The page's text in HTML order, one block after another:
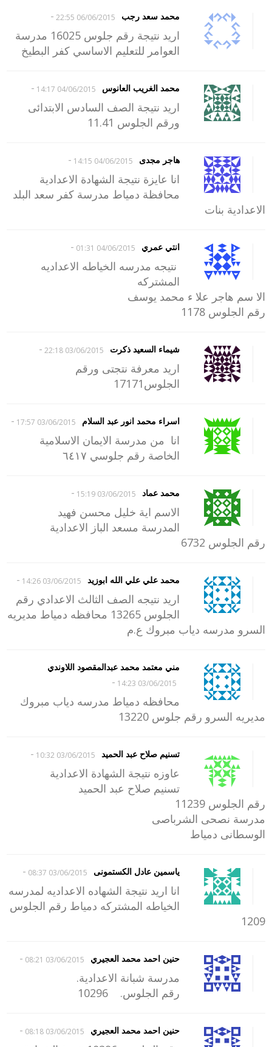
محمد سعد رجب 06/06/2015 22:55
-
اريد نتيجة رقم جلوس 16025 مدرسة
العوامر للتعليم الاساسي كفر البطيخ
محمد الغريب العانوس 04/06/2015 14:17
-
اريد نتيجة الصف السادس الابتدائى
ورقم الجلوس 11.41
هاجر مجدى 04/06/2015 14:15
-
انا عايزة نتيجة الشهادة الاعدادية
محافظة دمياط مدرسة كفر سعد البلد
الاعدادية بنات
انتي عمري 04/06/2015 01:31
-
نتيجه مدرسه الخياطه الاعداديه
المشتركه
الا سم هاجر علا ء محمد يوسف
رقم الجلوس 1178
شيماء السعيد ذكرت 03/06/2015 22:18
-
اريد معرفة نتجتى ورقم
الجلوس17171
اسراء محمد انور عبد السلام 03/06/2015 17:57
-
انا من مدرسة الايمان الاسلامية
الخاصة رقم جلوسي ٦٤١٧
محمد عماد 03/06/2015 15:19
-
الاسم اية خليل محسن فهيد
المدرسة مسعد الباز الاعدادية
رقم الجلوس 6732
محمد علي علي الله ابوزيد 03/06/2015 14:26
-
اريد نتيجه الصف الثالث الاعدادي رقم
الجلوس 13265 محافظه دمياط مديريه
السرو مدرسه دياب مبروك ع.م
مني معتمد محمد عبدالمقصود اللاوندي
03/06/2015 14:23
-
محافظه دمياط مدرسه دياب مبروك
مديريه السرو رقم جلوس 13220
تسنيم صلاح عبد الحميد 03/06/2015 10:32
-
عاوزه نتيجة الشهادة الاعدادية
تسنيم صلاح عبد الحميد
رقم الجلوس 11239
مدرسة نصحى الشرباصى
الوسطانى دمياط
ياسمين عادل الكستمونى 03/06/2015 08:37
-
انا اريد نتيجة الشهاده الاعداديه لمدرسه
الخياطه المشتركه دمياط رقم الجلوس
1209
حنين احمد محمد العجيري 03/06/2015 08:21
-
مدرسة شبانة الاعدادية.
رقم الجلوس. 10296
حنين احمد محمد العجيري 03/06/2015 08:18
-